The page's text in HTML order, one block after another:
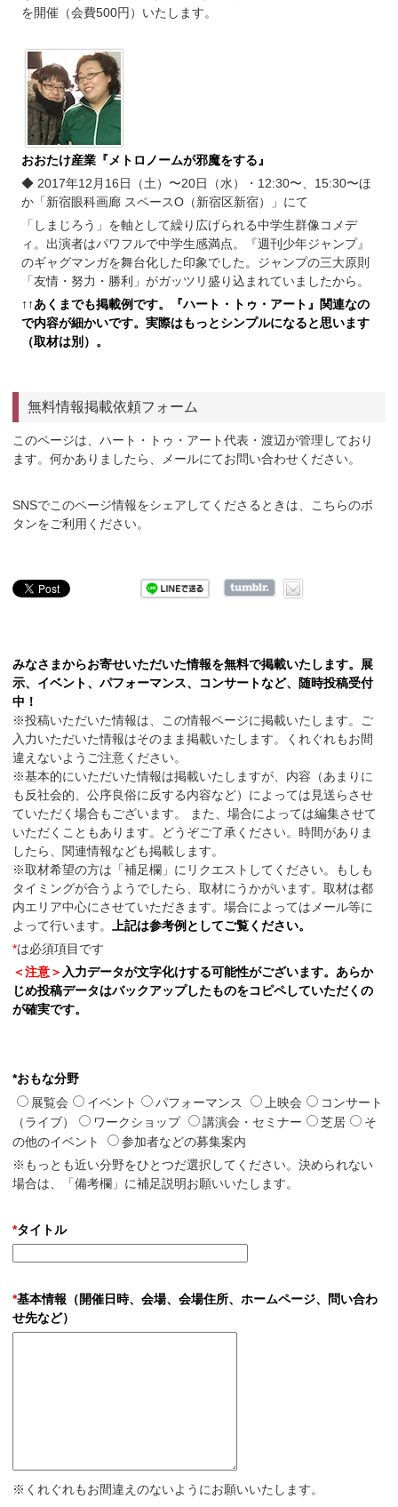
を開催（会費500円）いたします。
おおたけ産業『メトロノームが邪魔をする』
◆ 2017年12月16日（土）〜20日（水）・12:30〜、15:30〜ほ
か「新宿眼科画廊 スペースO（新宿区新宿）」にて
「しまじろう」を軸として繰り広げられる中学生群像コメデ
ィ。出演者はパワフルで中学生感満点。『週刊少年ジャンプ』
のギャグマンガを舞台化した印象でした。ジャンプの三大原則
「友情・努力・勝利」がガッツリ盛り込まれていましたから。
↑ ↑あくまでも掲載例です。『ハート・トゥ・アート』関連なの
で内容が細かいです。実際はもっとシンプルになると思います
（取材は別）。
無料情報掲載依頼フォーム
このページは、ハート・トゥ・アート代表・渡辺が管理しており
ます。何かありましたら、メールにてお問い合わせください。
SNSでこのページ情報をシェアしてくださるときは、こちらのボ
タンをご利用ください。
みなさまからお寄せいただいた情報を無料で掲載いたします。展
示、イベント、パフォーマンス、コンサートなど、随時投稿受付
中！
※投稿いただいた情報は、この情報ページに掲載いたします。ご
入力いただいた情報はそのまま掲載いたします。くれぐれもお間
違えないようご注意ください。
※基本的にいただいた情報は掲載いたしますが、内容（あまりに
も反社会的、公序良俗に反する内容など）によっては見送らさせ
ていただく場合もございます。 また、場合によっては編集させて
いただくこともあります。どうぞご了承ください。時間がありま
したら、関連情報なども掲載します。
※取材希望の方は「補足欄」にリクエストしてください。もしも
タイミングが合うようでしたら、取材にうかがいます。取材は都
内エリア中心にさせていただきます。場合によってはメール等に
よって行います。
上記は参考例としてご覧ください。
*は必須項目です
＜注意＞ 入力データが文字化けする可能性がございます。あらか
じめ投稿データはバックアップしたものをコピペしていただくの
が確実です。
*おもな分野
展覧会
イベント パフォーマンス 上映会
コンサート
（ライブ）
ワークショップ 講演会・セミナー 芝居
そ
の他のイベント
参加者などの募集案内
※もっとも近い分野をひとつだ選択してください。決められない
場合は、「備考欄」に補足説明お願いいたします。
*タイトル
*基本情報（開催日時、会場、会場住所、ホームページ、問い合わ
せ先など）
※くれぐれもお間違えのないようにお願いいたします。